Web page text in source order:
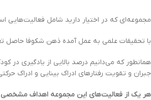
مجموعه‌ای كه در اختيار داريد شامل فعاليت‌هايی
با تحقيقات علمي به عمل آمده ذهن شكوفا حاصل
همان‏طور كه مي‌دانيم درصد بالايي از يادگيری
جبران و تقويت رفتارهای ادراك بينايی و ادراك
هر يك از فعاليت‌هاي اين مجموعه اهداف مشخصي